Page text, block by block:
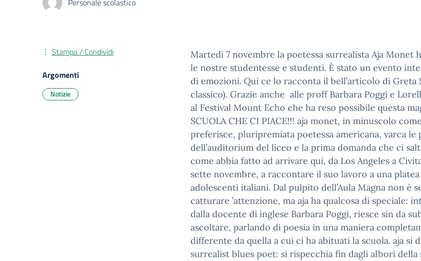
Personale scolastico
Martedì 7 novembre la poetessa surrealista Aja Monet
le nostre studentesse e studenti. È stato un evento
di emozioni. Qui ce lo racconta il bell’articolo di Greta
classico). Grazie anche alle proff Barbara Poggi e
al Festival Mount Echo che ha reso possibile questa
SCUOLA CHE CI PIACE!!! aja monet, in minuscolo
preferisce, pluripremiata poetessa americana, varca le
dell’auditorium del liceo e la prima domanda che ci
come abbia fatto ad arrivare qui, da Los Angeles a
sette novembre, a raccontare il suo lavoro a una
adolescenti italiani. Dal pulpito dell’Aula Magna non è
catturare ’attenzione, ma aja ha qualcosa di speciale:
dalla docente di inglese Barbara Poggi, riesce sin da
ascoltare, parlando di poesia in una maniera
differente da quella a cui ci ha abituati la scuola. aja si
surrealist blues poet: si rispecchia fin dagli albori della
Stampa / Condividi
Argomenti
Notizie